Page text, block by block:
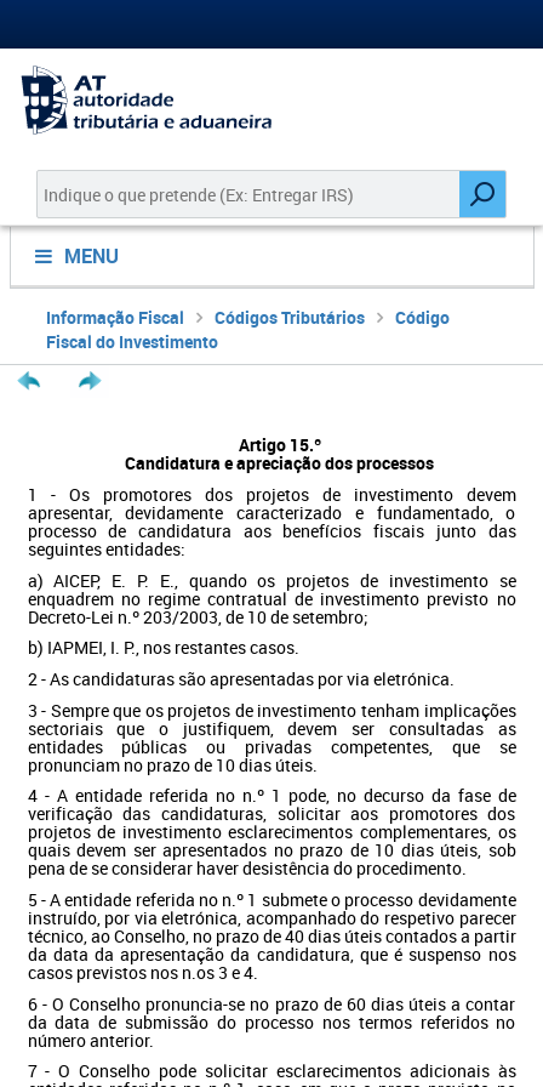
MENU
Informação Fiscal Códigos Tributários
Código
Fiscal do Investimento
Artigo 15.º
Candidatura e apreciação dos processos
1 - Os promotores dos projetos de investimento devem
apresentar, devidamente caracterizado e fundamentado, o
processo de candidatura aos benefícios fiscais junto das
seguintes entidades:
a) AICEP, E. P. E., quando os projetos de investimento se
enquadrem no regime contratual de investimento previsto no
Decreto-Lei n.º 203/2003, de 10 de setembro;
b) IAPMEI, I. P., nos restantes casos.
2 - As candidaturas são apresentadas por via eletrónica.
3 - Sempre que os projetos de investimento tenham implicações
sectoriais que o justifiquem, devem ser consultadas as
entidades públicas ou privadas competentes, que se
pronunciam no prazo de 10 dias úteis.
4 - A entidade referida no n.º 1 pode, no decurso da fase de
verificação das candidaturas, solicitar aos promotores dos
projetos de investimento esclarecimentos complementares, os
quais devem ser apresentados no prazo de 10 dias úteis, sob
pena de se considerar haver desistência do procedimento.
5 - A entidade referida no n.º 1 submete o processo devidamente
instruído, por via eletrónica, acompanhado do respetivo parecer
técnico, ao Conselho, no prazo de 40 dias úteis contados a partir
da data da apresentação da candidatura, que é suspenso nos
casos previstos nos n.os 3 e 4.
6 - O Conselho pronuncia-se no prazo de 60 dias úteis a contar
da data de submissão do processo nos termos referidos no
número anterior.
7 - O Conselho pode solicitar esclarecimentos adicionais às